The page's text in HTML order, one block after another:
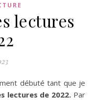
lectures
lectures de 2022. Par